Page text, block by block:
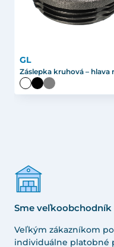
GL
Záslepka kruhová – hlava
Sme veľkoobchodník
Veľkým zákazníkom
individuálne platobné